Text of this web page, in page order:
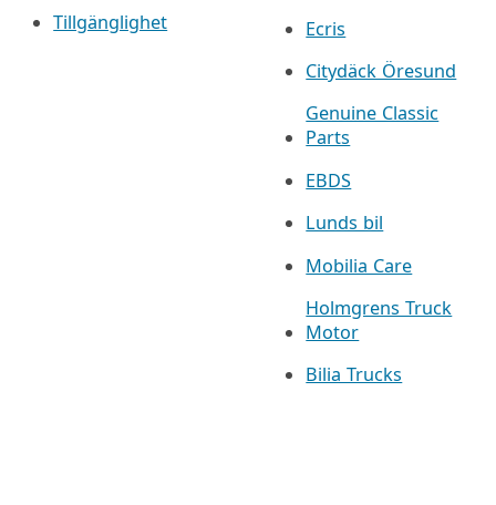
Tillgänglighet
Ecris
Citydäck Öresund
Genuine Classic
Parts
EBDS
Lunds bil
Mobilia Care
Holmgrens Truck
Motor
Bilia Trucks